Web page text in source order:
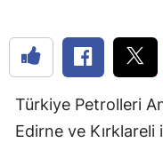
Türkiye Petrolleri
Edirne ve